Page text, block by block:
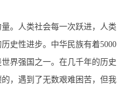
。人类社会每一次跃进，人类
史性进步。中华民族有着5000
界强国之一。在几千年的历史
，遇到了无数艰难困苦，但我